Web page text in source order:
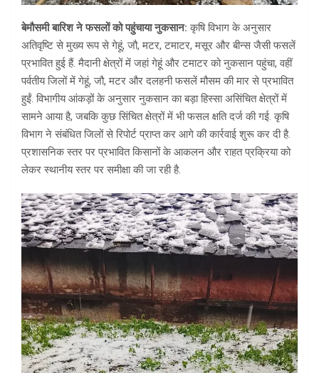
बेमौसमी बारिश ने फसलों को पहुंचाया नुकसान: कृषि विभाग के अनुसार
अतिवृष्टि से मुख्य रूप से गेहूं, जौ, मटर, टमाटर, मसूर और बीन्स जैसी फसलें
प्रभावित हुई हैं. मैदानी क्षेत्रों में जहां गेहूं और टमाटर को नुकसान पहुंचा, वहीं
पर्वतीय जिलों में गेहूं, जौ, मटर और दलहनी फसलें मौसम की मार से प्रभावित
हुईं. विभागीय आंकड़ों के अनुसार नुकसान का बड़ा हिस्सा असिंचित क्षेत्रों में
सामने आया है, जबकि कुछ सिंचित क्षेत्रों में भी फसल क्षति दर्ज की गई. कृषि
विभाग ने संबंधित जिलों से रिपोर्ट प्राप्त कर आगे की कार्रवाई शुरू कर दी है.
प्रशासनिक स्तर पर प्रभावित किसानों के आकलन और राहत प्रक्रिया को
लेकर स्थानीय स्तर पर समीक्षा की जा रही है.